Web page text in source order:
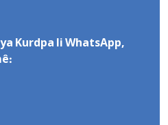
Kurdpa li WhatsApp,